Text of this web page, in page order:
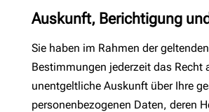
Auskunft, Berichtigung
Sie haben im Rahmen der
Bestimmungen jederzeit das Recht
unentgeltliche Auskunft über Ihre
personenbezogenen Daten, deren